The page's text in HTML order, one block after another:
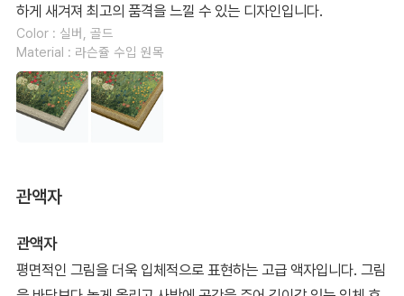
하게 새겨져 최고의 품격을 느낄 수 있는 디자인입니다.
Color : 실버, 골드
Material : 라슨쥴 수입 원목
관액자
관액자
평면적인 그림을 더욱 입체적으로 표현하는 고급 액자입니다. 그림